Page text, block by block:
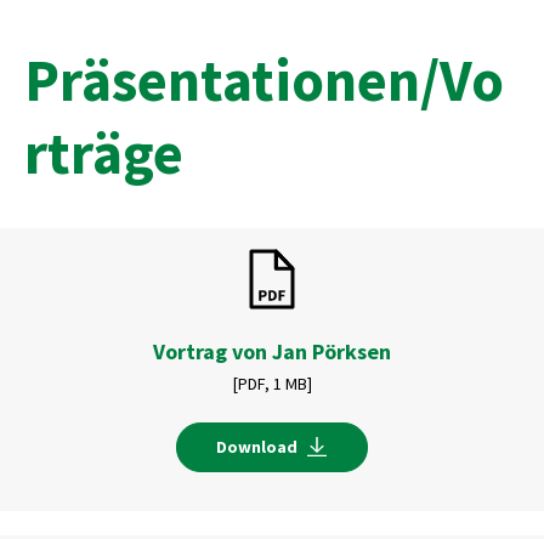
Präsentationen/Vo
rträge
Vortrag von Jan Pörksen
[PDF, 1 MB]
Download